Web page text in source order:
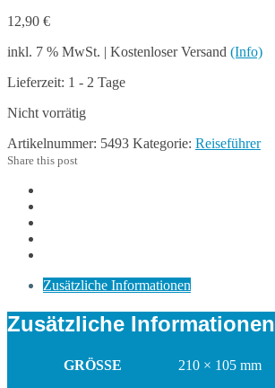
12,90 €
inkl. 7 % MwSt. | Kostenloser Versand (Info)
Lieferzeit: 1 - 2 Tage
Nicht vorrätig
Artikelnummer: 5493 Kategorie: Reiseführer
Share this post
Zusätzliche Informationen
Zusätzliche Informationen
GRÖSSE 210 × 105 mm